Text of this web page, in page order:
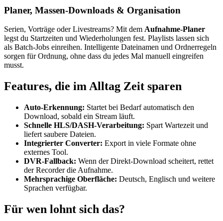
Planer, Massen-Downloads & Organisation
Serien, Vorträge oder Livestreams? Mit dem Aufnahme-Planer
legst du Startzeiten und Wiederholungen fest. Playlists lassen sich
als Batch-Jobs einreihen. Intelligente Dateinamen und Ordnerregeln
sorgen für Ordnung, ohne dass du jedes Mal manuell eingreifen
musst.
Features, die im Alltag Zeit sparen
Auto-Erkennung: Startet bei Bedarf automatisch den
Download, sobald ein Stream läuft.
Schnelle HLS/DASH-Verarbeitung: Spart Wartezeit und
liefert saubere Dateien.
Integrierter Converter: Export in viele Formate ohne
externes Tool.
DVR-Fallback: Wenn der Direkt-Download scheitert, rettet
der Recorder die Aufnahme.
Mehrsprachige Oberfläche: Deutsch, Englisch und weitere
Sprachen verfügbar.
Für wen lohnt sich das?